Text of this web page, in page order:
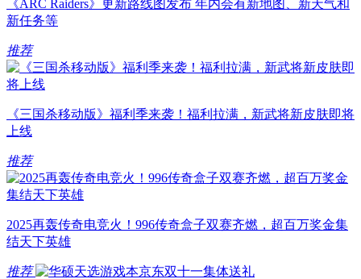
《ARC Raiders》更新路线图发布 年内会有新地图、新天气和
新任务等
推荐
《三国杀移动版》福利季来袭！福利拉满，新武将新皮肤即将
上线
推荐
2025再轰传奇电竞火！996传奇盒子双赛齐燃，超百万奖金集
结天下英雄
推荐